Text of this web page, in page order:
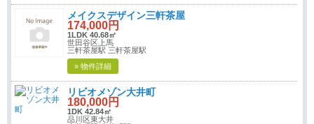
メイクスデザイン三軒茶屋
174,000円
1LDK 40.68㎡
世田谷区上馬
三軒茶屋駅 三軒茶屋駅
» 物件詳細
リビオメゾン大井町
180,000円
1DK 42.84㎡
品川区東大井